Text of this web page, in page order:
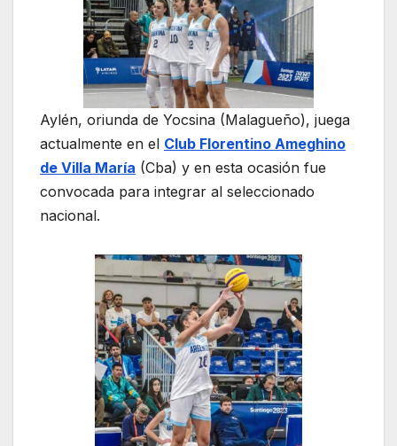
Aylén, oriunda de Yocsina (Malagueño), juega
actualmente en el Club Florentino Ameghino
de Villa María (Cba) y en esta ocasión fue
convocada para integrar al seleccionado
nacional.